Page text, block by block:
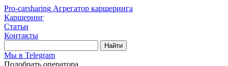
Pro-carsharing Агрегатор каршеринга
Каршеринг
Статьи
Контакты
Найти
Мы в Telegram
Подобрать оператора